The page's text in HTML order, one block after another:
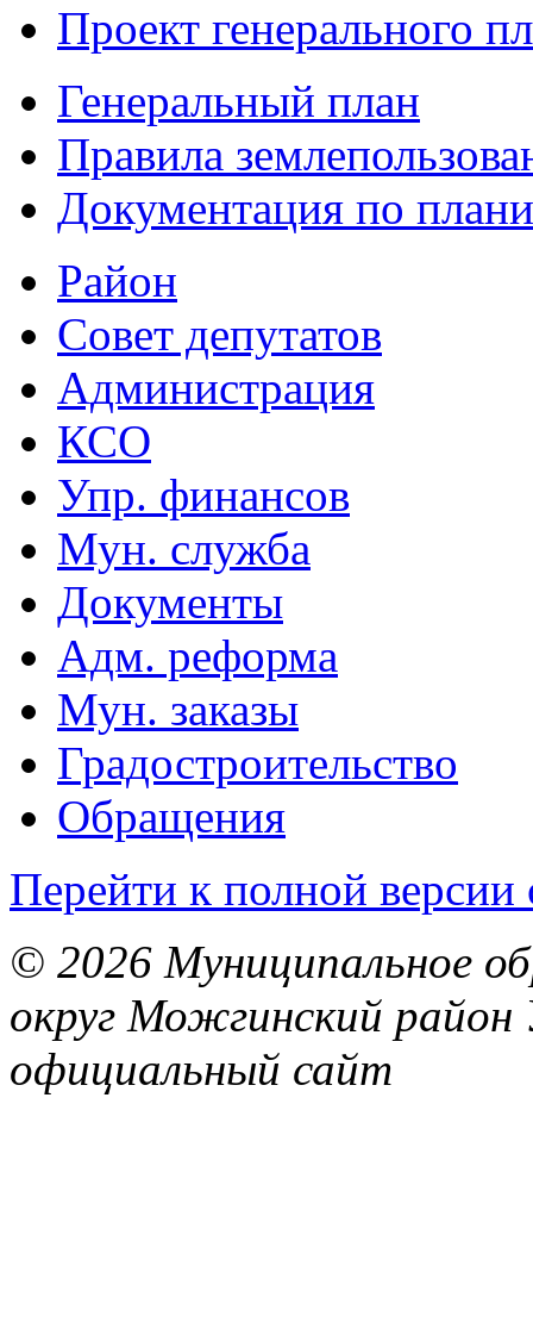
Проект генерального
Генеральный план
Правила
Документация по
Район
Совет депутатов
Администрация
КСО
Упр. финансов
Мун. служба
Документы
Адм. реформа
Мун. заказы
Градостроительство
Обращения
Перейти к полной версии
© 2026 Муниципальное
округ Можгинский район
официальный сайт